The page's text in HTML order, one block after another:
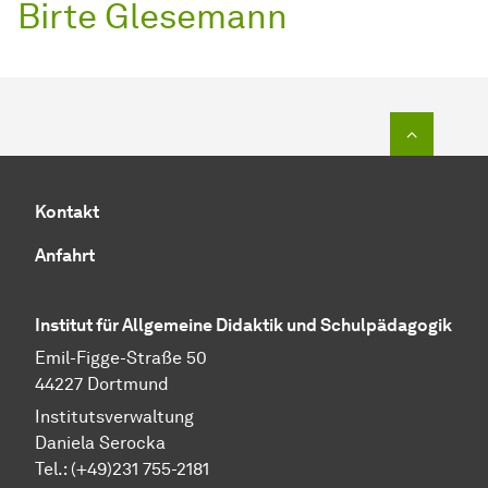
Birte Glesemann
Kontakt
Anfahrt
Institut für Allgemeine Didaktik und Schulpädagogik
Emil-Figge-Straße 50
44227 Dortmund
Institutsverwaltung
Daniela Serocka
Tel.: (+49)231 755-2181